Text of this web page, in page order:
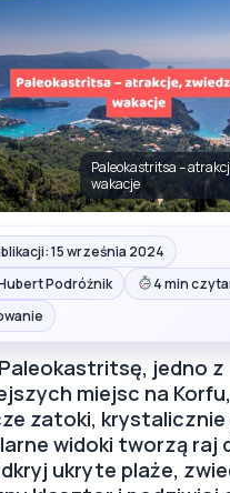
Paleokastritsa –
wakacje
15 września 2024
Podróżnik
4 min
jedno z
miejsc na
zatoki,
widoki tworzą raj
ukryte plaże,